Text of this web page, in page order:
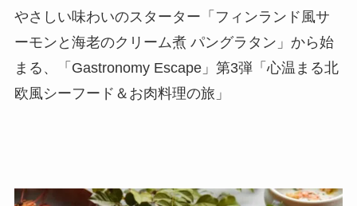
やさしい味わいのスターター「フィンランド風サ
ーモンと海老のクリーム煮 パングラタン」から始
まる、「Gastronomy Escape」第3弾「心温まる北
欧風シーフード＆お肉料理の旅」